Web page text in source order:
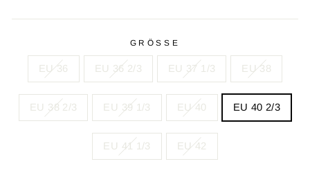
GRÖSSE
EU 36 EU 36 2/3 EU 37 1/3 EU 38
EU 38 2/3 EU 39 1/3 EU 40 EU 40 2/3
EU 41 1/3 EU 42